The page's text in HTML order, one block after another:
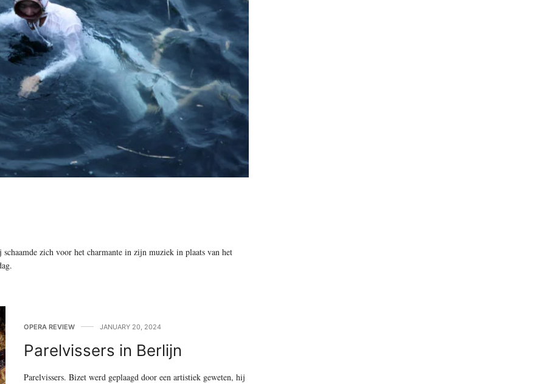
zich voor het charmante in zijn muziek in plaats van het
OPERA REVIEW JANUARY 20, 2024
Parelvissers in Berlijn
Parelvissers. Bizet werd geplaagd door een artistiek geweten, hij